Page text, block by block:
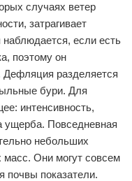
случаях ветер
затрагивает
если есть
поэтому он
Дефляция разделяется
бури. Для
интенсивность,
ущерба. Повседневная
небольших
Они могут совсем
почвы показатели.